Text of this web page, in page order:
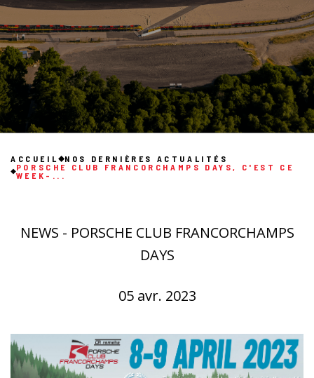
ACCUEIL
NOS DERNIÈRES ACTUALITÉS
PORSCHE CLUB FRANCORCHAMPS DAYS, C'EST CE
WEEK-...
NEWS - PORSCHE CLUB FRANCORCHAMPS
DAYS
05 avr. 2023